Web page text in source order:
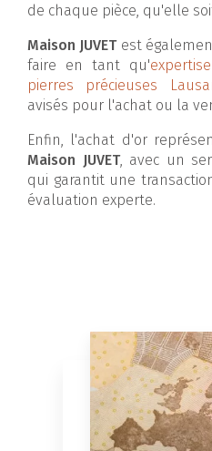
de chaque pièce, qu'elle
Maison JUVETest
faire en tant qu'
pierres précieuses
avisés pour l'achat ou la
Enfin, l'achat d'or
Maison JUVET, avec un
qui garantit une
évaluation experte.